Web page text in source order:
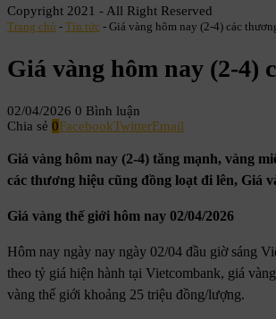
Copyright 2021 - All Right Reserved
Trang chủ - Tin tức - Giá vàng hôm nay (2-4) các
Giá vàng hôm nay (2-4)
02/04/2026 0 Bình luận
Chia sẻ 0FacebookTwitterEmail
Giá vàng hôm nay (2-4) tăng mạnh, vàng
các thương hiệu cũng đồng loạt đi lên, Giá
Giá vàng thế giới hôm nay 02/04/2026
Hôm nay ngày nay ngày 02/04 đầu giờ sáng
theo tỷ giá hiện hành tại Vietcombank, giá
vàng thế giới khoảng 25 triệu đồng/lượng.